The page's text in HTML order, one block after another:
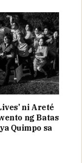
ni Areté
ng Batas
Quimpo sa